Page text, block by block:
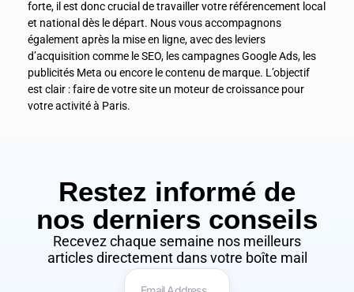
forte, il est donc crucial de travailler votre référencement local
et national dès le départ. Nous vous accompagnons
également après la mise en ligne, avec des leviers
d’acquisition comme le SEO, les campagnes Google Ads, les
publicités Meta ou encore le contenu de marque. L’objectif
est clair : faire de votre site un moteur de croissance pour
votre activité à Paris.
Restez informé de
nos derniers conseils​
Recevez chaque semaine nos meilleurs
articles directement dans votre boîte mail